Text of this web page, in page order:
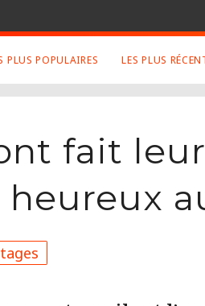
Twitter
Mentions Légales
PLUS POPULAIRES LES PLUS
fait